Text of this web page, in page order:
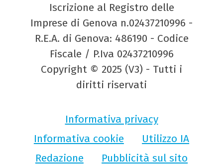
Iscrizione al Registro delle
Imprese di Genova n.02437210996 -
R.E.A. di Genova: 486190 - Codice
Fiscale / P.Iva 02437210996
Copyright © 2025 (V3) - Tutti i
diritti riservati
Informativa privacy
Informativa cookie
Utilizzo IA
Redazione
Pubblicità sul sito